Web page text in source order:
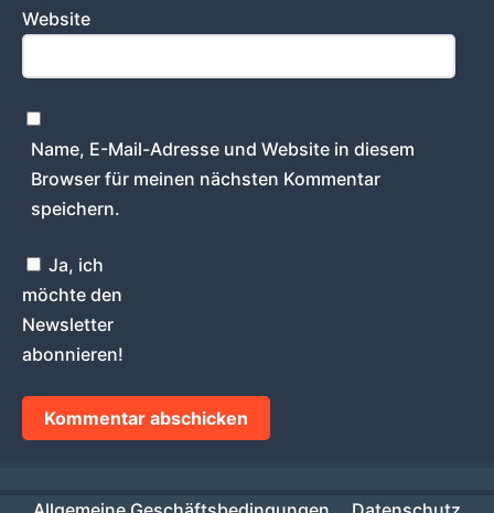
Website
Name, E-Mail-Adresse und Website in diesem
Browser für meinen nächsten Kommentar
speichern.
Ja, ich
möchte den
Newsletter
abonnieren!